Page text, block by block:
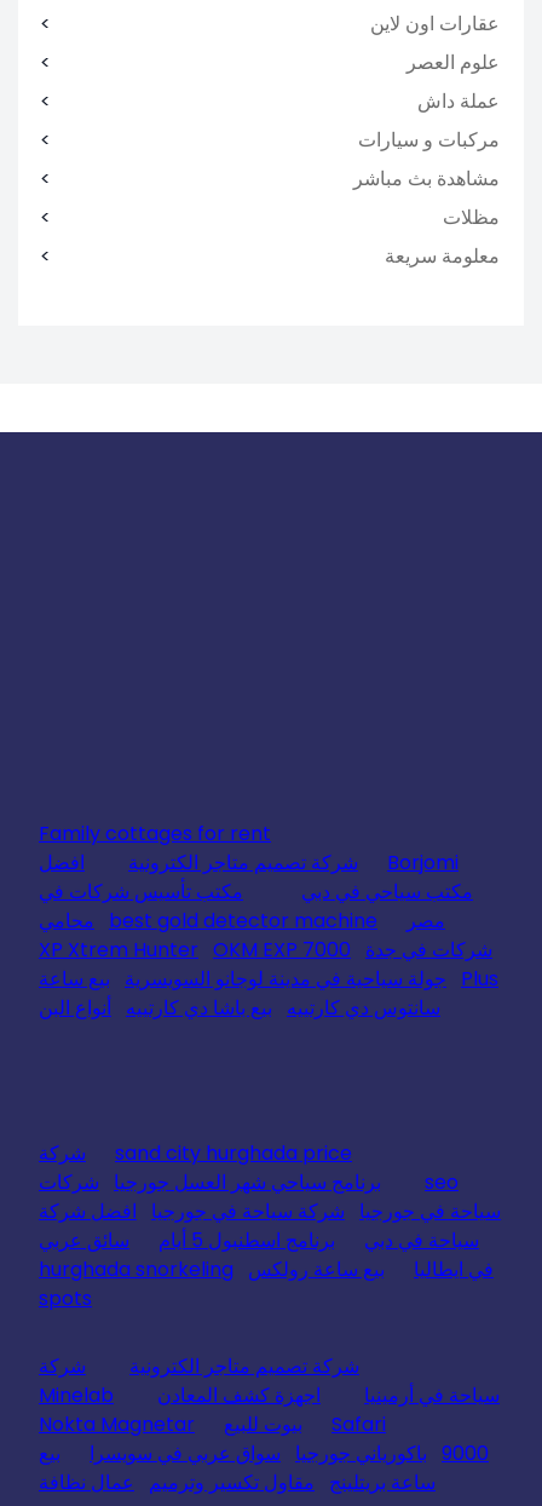
عقارات اون لاين
علوم العصر
عملة داش
مركبات و سيارات
مشاهدة بث مباشر
مظلات
معلومة سريعة
Family cottages for rent
Borjomi
شركة تصميم متاجر الكترونية
افضل
مكتب سياحي في دبي
مكتب تأسيس شركات في
مصر
best gold detector machine
محامي
شركات في جدة
XP Xtrem Hunter OKM EXP 7000
Plus
جولة سياحية في مدينة لوجانو السويسرية
بيع ساعة
سانتوس دي كارتييه
بيع باشا دي كارتييه أنواع البن
sand city hurghada price
شركة
seo
برنامج سياحي شهر العسل جورجيا
شركات
سياحة في جورجيا
شركة سياحة في جورجيا
افضل شركة
سياحة في دبي
برنامج اسطنبول 5 أيام
سائق عربي
في ايطاليا
بيع ساعة رولكس
hurghada snorkeling
spots
شركة تصميم متاجر الكترونية
شركة
سياحة في أرمينيا
اجهزة كشف المعادن
Minelab
Safari
بيوت للبيع
Nokta Magnetar
9000 باكورياني جورجيا سواق عربي في سويسرا
بيع
ساعة بريتلينج
مقاول تكسير وترميم عمال نظافة